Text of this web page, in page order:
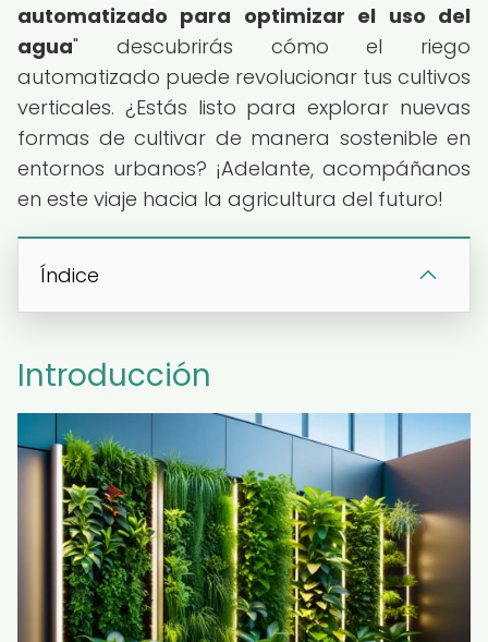
automatizado para optimizar el uso del
agua" descubrirás cómo el riego
automatizado puede revolucionar tus cultivos
verticales. ¿Estás listo para explorar nuevas
formas de cultivar de manera sostenible en
entornos urbanos? ¡Adelante, acompáñanos
en este viaje hacia la agricultura del futuro!
Índice
Introducción